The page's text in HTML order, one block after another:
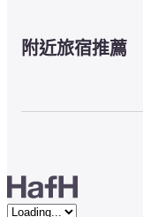
附近旅宿推薦